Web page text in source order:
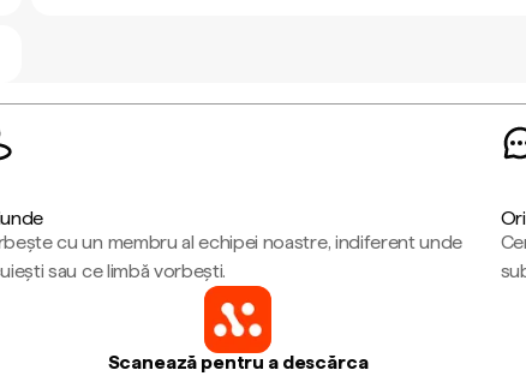
cu un membru al echipei noastre, indiferent unde
sau ce limbă vorbești.
Scanează pentru a descărca